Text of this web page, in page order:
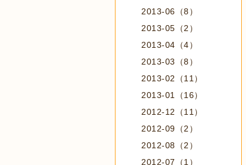
2013-06（8）
2013-05（2）
2013-04（4）
2013-03（8）
2013-02（11）
2013-01（16）
2012-12（11）
2012-09（2）
2012-08（2）
2012-07（1）